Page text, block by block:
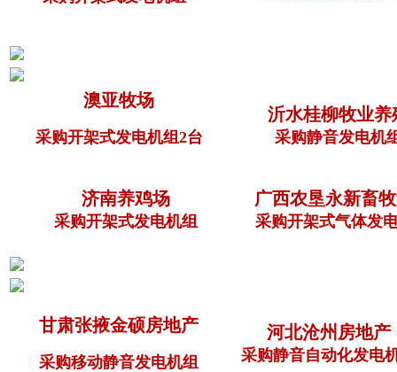
澳亚牧场
采购开架式发电机组2台
沂水桂柳牧业养
采购静音发电机
济南养鸡场
采购开架式发电机组
广西农垦永新畜牧
采购开架式气体发
甘肃张掖金硕房地产
采购移动静音发电机组
河北沧州房地产
采购静音自动化发电